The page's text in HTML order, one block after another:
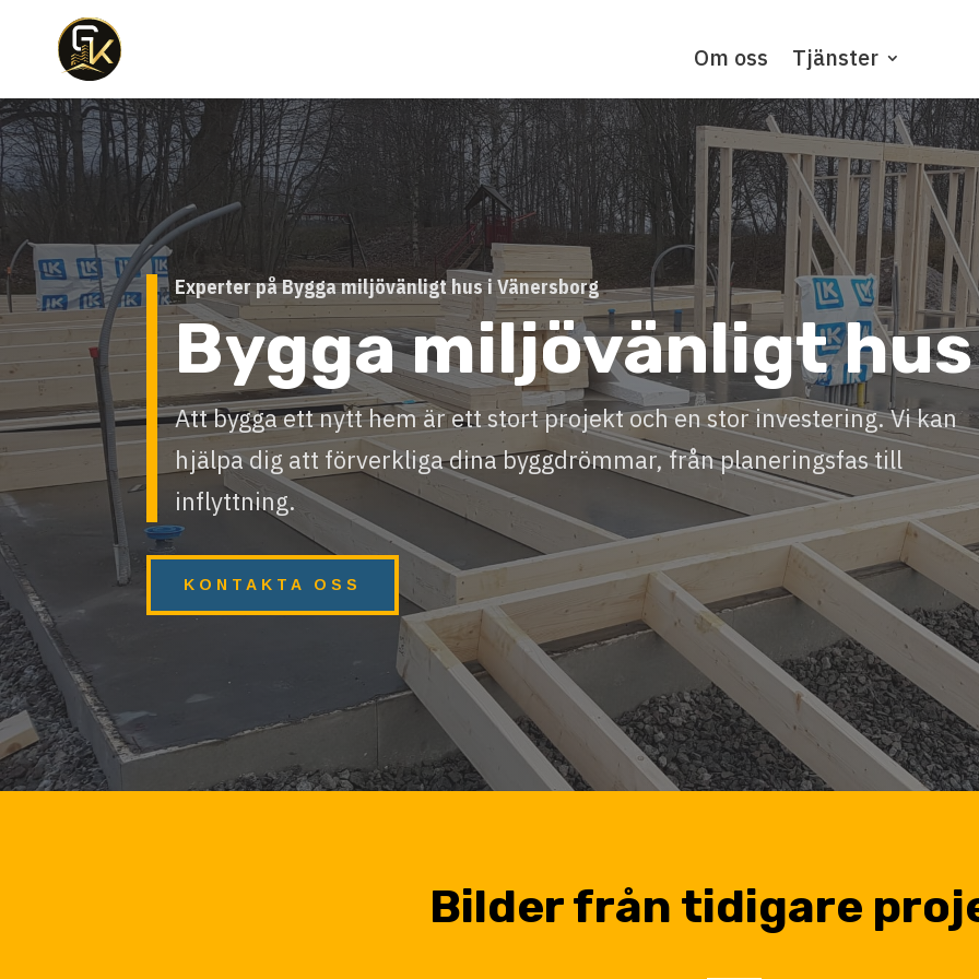
Om oss Tjänster
Experter på Bygga miljövänligt hus i Vänersborg
Bygga miljövänligt hus
Att bygga ett nytt hem är ett stort projekt och en stor investering. Vi kan
hjälpa dig att förverkliga dina byggdrömmar, från planeringsfas till
inflyttning.
KONTAKTA OSS
Bilder från tidigare